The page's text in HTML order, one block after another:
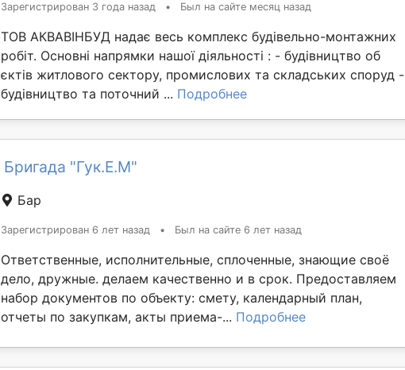
Зарегистрирован 3 года назад • Был на сайте месяц назад
ТОВ АКВАВІНБУД надає весь комплекс будівельно-монтажних
робіт. Основні напрямки нашої діяльності : - будівництво об
єктів житлового сектору, промислових та складських споруд -
будівництво та поточний ... Подробнее
Бригада "Гук.Е.М"
Бар
Зарегистрирован 6 лет назад • Был на сайте 6 лет назад
Ответственные, исполнительные, сплоченные, знающие своё
дело, дружные. делаем качественно и в срок. Предоставляем
набор документов по объекту: смету, календарный план,
отчеты по закупкам, акты приема-... Подробнее